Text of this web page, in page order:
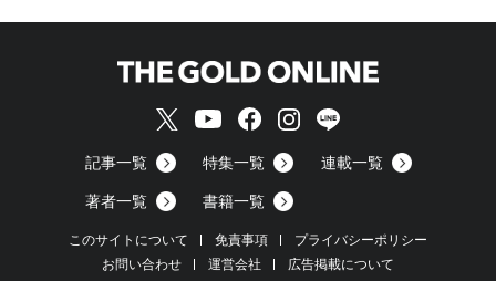
記事一覧 特集一覧 連載一覧
著者一覧 書籍一覧
このサイトについて 免責事項
プライバシーポリシー
お問い合わせ
運営会社 広告掲載について